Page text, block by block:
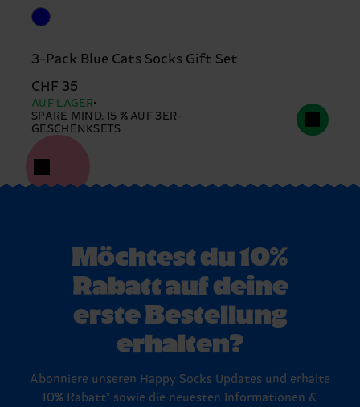
3-Pack Blue Cats Socks Gift Set
CHF 35
AUF LAGER
SPARE MIND. 15 % AUF 3ER-
GESCHENKSETS
Möchtest du 10%
Rabatt auf deine
erste Bestellung
erhalten?
Abonniere unseren Happy Socks Updates und erhalte
10% Rabatt* sowie die neuesten Informationen &